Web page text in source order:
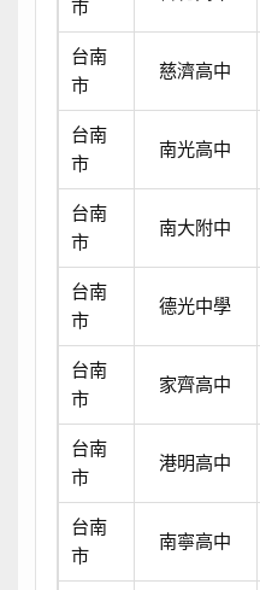
市
台南
市
慈濟高中
台南
市
南光高中
台南
市
南大附中
台南
市
德光中學
台南
市
家齊高中
台南
市
港明高中
台南
市
南寧高中